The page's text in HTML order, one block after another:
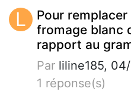
L
Pour
fromage blanc
rapport au
Par liline185,
1 réponse(s)